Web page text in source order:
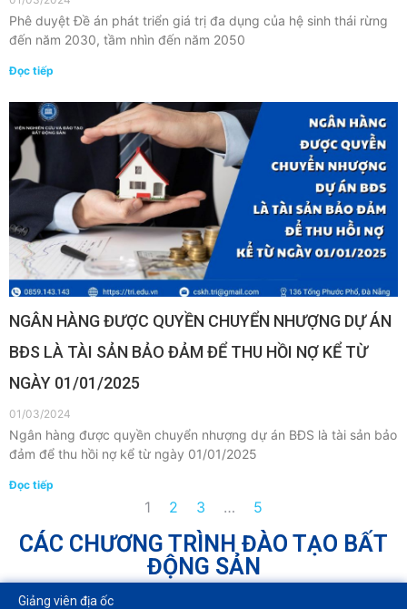
Phê duyệt Đề án phát triển giá trị đa dụng của hệ sinh thái rừng
đến năm 2030, tầm nhìn đến năm 2050
Đọc tiếp
NGÂN HÀNG ĐƯỢC QUYỀN CHUYỂN NHƯỢNG DỰ ÁN
BĐS LÀ TÀI SẢN BẢO ĐẢM ĐỂ THU HỒI NỢ KỂ TỪ
NGÀY 01/01/2025
01/03/2024
Ngân hàng được quyền chuyển nhượng dự án BĐS là tài sản bảo
đảm để thu hồi nợ kể từ ngày 01/01/2025
Đọc tiếp
1 2 3 … 5
CÁC CHƯƠNG TRÌNH ĐÀO TẠO BẤT
ĐỘNG SẢN
Giảng viên địa ốc